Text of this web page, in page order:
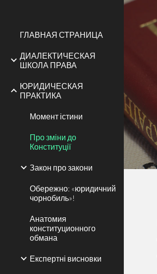
ГЛАВНАЯ СТРАНИЦА
ДИАЛЕКТИЧЕСКАЯ
ШКОЛА ПРАВА
ЮРИДИЧЕСКАЯ
ПРАКТИКА
Момент істини
Про зміни до
Конституції
Закон про закони
Обережно: «юридичний
чорнобиль»!
Анатомия
конституционного
обмана
Експертні висновки